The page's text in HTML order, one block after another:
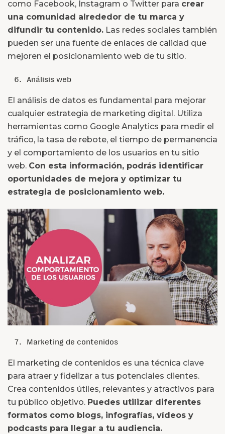
como Facebook, Instagram o Twitter para crear
una comunidad alrededor de tu marca y
difundir tu contenido. Las redes sociales también
pueden ser una fuente de enlaces de calidad que
mejoren el posicionamiento web de tu sitio.
Análisis web
El análisis de datos es fundamental para mejorar
cualquier estrategia de marketing digital. Utiliza
herramientas como Google Analytics para medir el
tráfico, la tasa de rebote, el tiempo de permanencia
y el comportamiento de los usuarios en tu sitio
web. Con esta información, podrás identificar
oportunidades de mejora y optimizar tu
estrategia de posicionamiento web.
Marketing de contenidos
El marketing de contenidos es una técnica clave
para atraer y fidelizar a tus potenciales clientes.
Crea contenidos útiles, relevantes y atractivos para
tu público objetivo. Puedes utilizar diferentes
formatos como blogs, infografías, vídeos y
podcasts para llegar a tu audiencia.